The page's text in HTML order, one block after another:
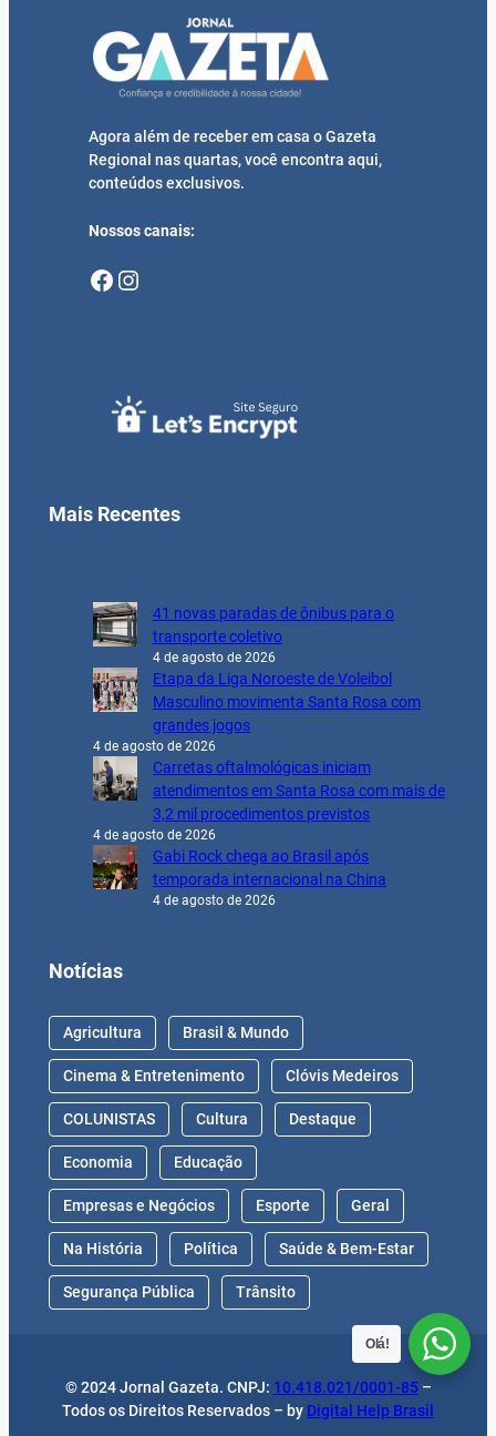
Agora além de receber em casa o Gazeta
Regional nas quartas, você encontra aqui,
conteúdos exclusivos.
Nossos canais:
Facebook Instagram
Mais Recentes
41 novas paradas de ônibus para o
transporte coletivo
4 de agosto de 2026
Etapa da Liga Noroeste de Voleibol
Masculino movimenta Santa Rosa com
grandes jogos
4 de agosto de 2026
Carretas oftalmológicas iniciam
atendimentos em Santa Rosa com mais de
3,2 mil procedimentos previstos
4 de agosto de 2026
Gabi Rock chega ao Brasil após
temporada internacional na China
4 de agosto de 2026
Notícias
Agricultura Brasil & Mundo
Cinema & Entretenimento Clóvis Medeiros
COLUNISTAS Cultura Destaque
Economia Educação
Empresas e Negócios Esporte Geral
Na História Política Saúde & Bem-Estar
Segurança Pública Trânsito
© 2024 Jornal Gazeta. CNPJ: 10.418.021/0001-85–
Todos os Direitos Reservados – by Digital Help Brasil
Olá!